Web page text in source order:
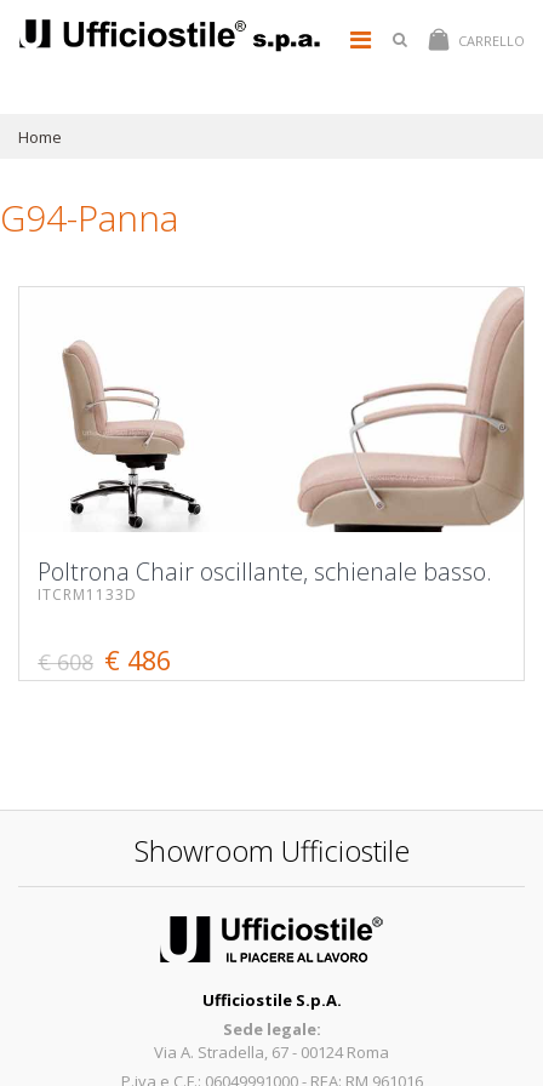
CARRELLO
Home
G94-Panna
Poltrona Chair oscillante, schienale basso.
ITCRM1133D
€ 608 € 486
Showroom Ufficiostile
Ufficiostile S.p.A.
Sede legale:
Via A. Stradella, 67 - 00124 Roma
P.iva e C.F.: 06049991000 - REA: RM 961016